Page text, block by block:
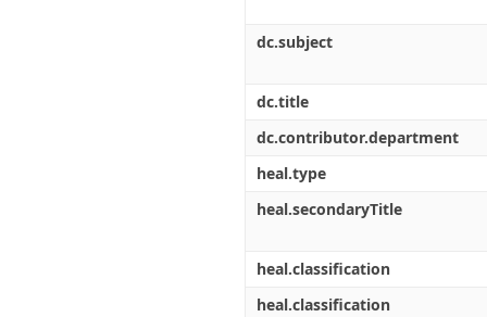
dc.subject
dc.title
dc.contributor.department
heal.type
heal.secondaryTitle
heal.classification
heal.classification